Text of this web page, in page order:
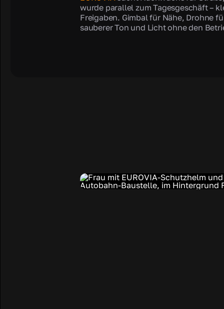
wurde parallel zum Tagesgeschäft –
Freigaben. Gimbal für Nähe, Drohne
sauberer Ton und Licht ohne den